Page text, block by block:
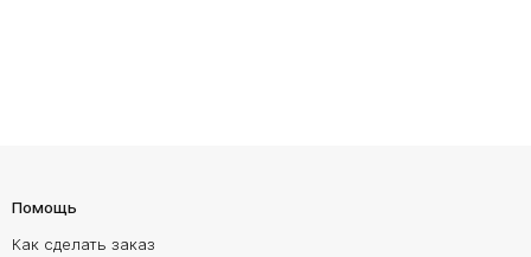
Помощь
Как сделать заказ